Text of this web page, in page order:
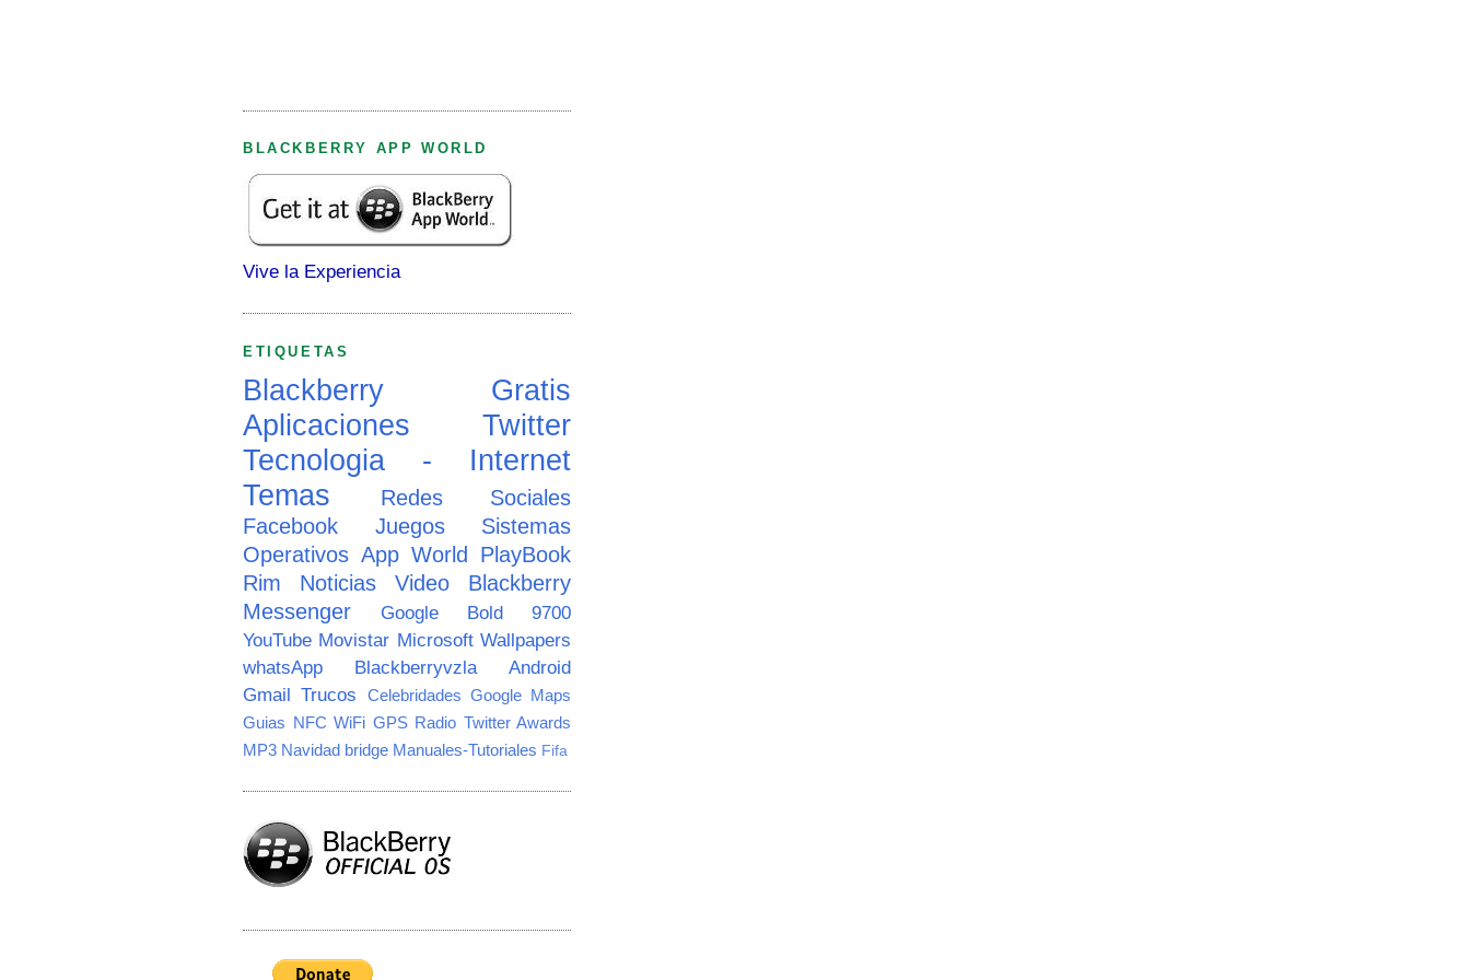
BLACKBERRY APP WORLD
Vive la Experiencia
ETIQUETAS
Blackberry
Gratis
Aplicaciones
Twitter
Tecnologia - Internet
Temas
Redes Sociales
Facebook
Juegos
Sistemas
Operativos App World PlayBook
Rim
Noticias Video
Blackberry
Messenger
Google
Bold 9700
YouTube Movistar Microsoft Wallpapers
whatsApp
Blackberryvzla
Android
Gmail Trucos Celebridades Google Maps
Guias NFC WiFi GPS Radio Twitter Awards
MP3 Navidad bridge Manuales-Tutoriales Fifa